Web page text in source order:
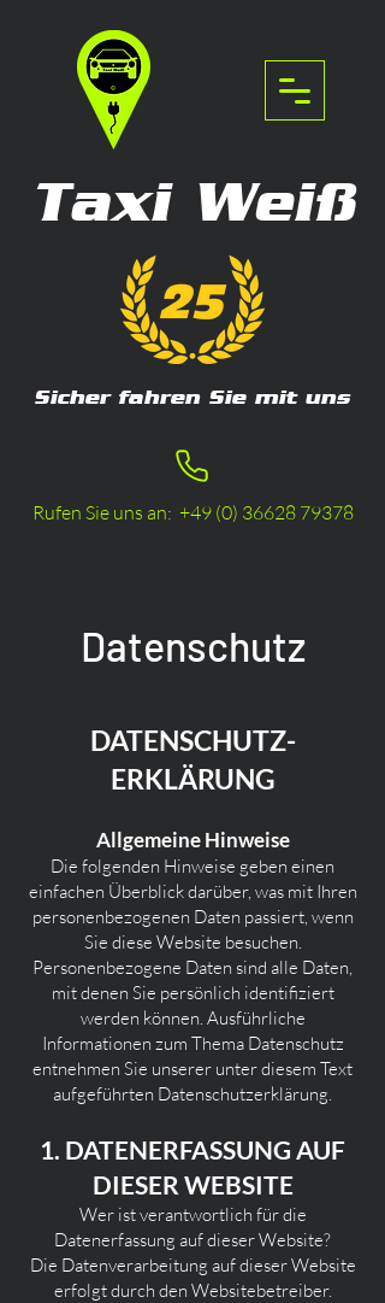
Rufen Sie uns an: +49 (0) 36628 79378
Sicher fahren Sie mit uns
Taxi Weiß
Datenschutz
DATENSCHUTZ­
ERKLÄRUNG
Allgemeine Hinweise
Die folgenden Hinweise geben einen
einfachen Überblick darüber, was mit Ihren
personenbezogenen Daten passiert, wenn
Sie diese Website besuchen.
Personenbezogene Daten sind alle Daten,
mit denen Sie persönlich identifiziert
werden können. Ausführliche
Informationen zum Thema Datenschutz
entnehmen Sie unserer unter diesem Text
aufgeführten Datenschutzerklärung.
1. DATENERFASSUNG AUF
DIESER WEBSITE
Wer ist verantwortlich für die
Datenerfassung auf dieser Website?
Die Datenverarbeitung auf dieser Website
erfolgt durch den Websitebetreiber.